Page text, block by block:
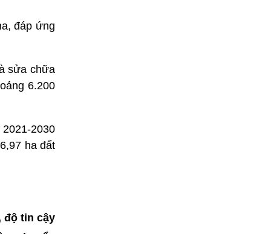
đáp ứng
sửa chữa
6.200
2030
ha đất
độ tin cậy